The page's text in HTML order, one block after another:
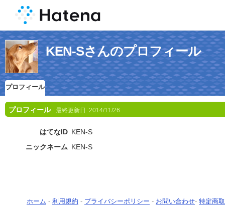
KEN-Sさんのプロフィール
プロフィール
プロフィール 最終更新日: 2014/11/26
はてなID KEN-S
ニックネーム KEN-S
ホーム - 利用規約 - プライバシーポリシー - お問い合わせ- 特定商